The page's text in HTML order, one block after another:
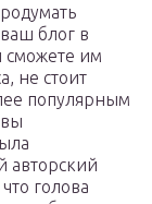
блог в
сможете им
не стоит
популярным
авторский
голова